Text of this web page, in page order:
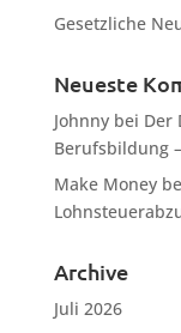
Gesetzliche
Neueste
Johnnybei Der
Berufsbildung
Make Money
Archive
Juli 2026